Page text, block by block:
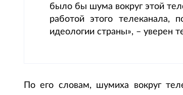
было бы шума вокруг этой
работой этого телеканала,
идеологии страны», – уверен
По его словам, шумиха вокруг